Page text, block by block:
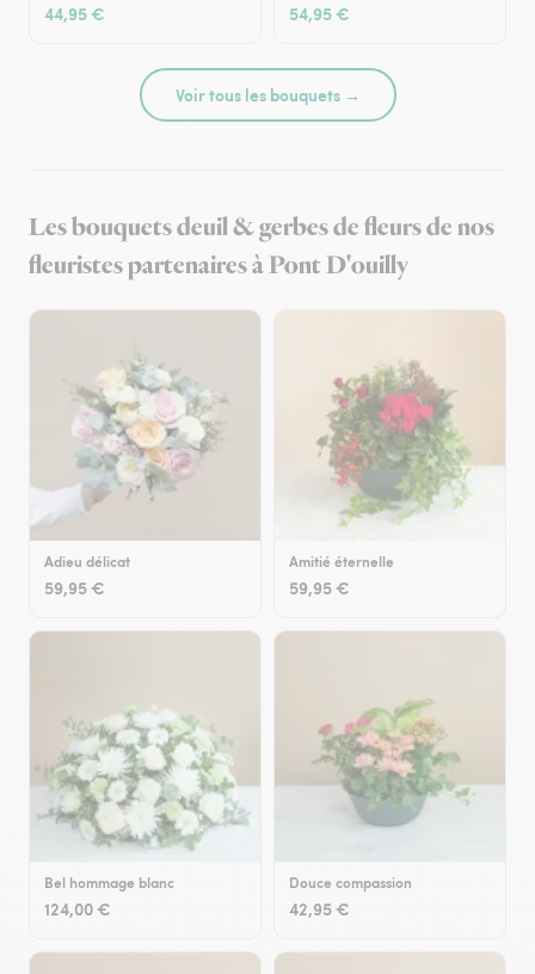
44,95 € 54,95 €
Voir tous les bouquets →
Les bouquets deuil & gerbes de fleurs de nos
fleuristes partenaires à Pont D'ouilly
Adieu délicat
59,95 €
Amitié éternelle
59,95 €
Bel hommage blanc
124,00 €
Douce compassion
42,95 €